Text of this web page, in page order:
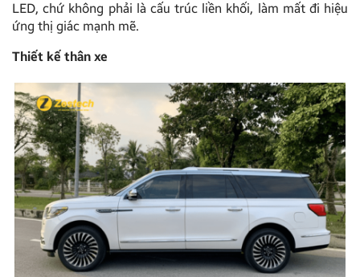
LED, chứ không phải là cấu trúc liền khối, làm mất đi hiệu
ứng thị giác mạnh mẽ.
Thiết kế thân xe